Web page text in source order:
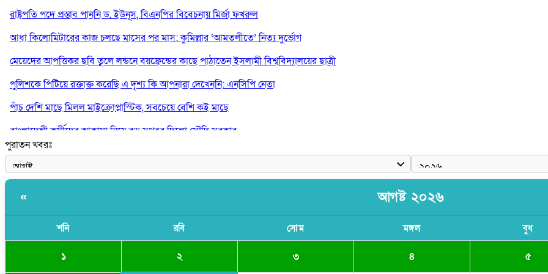
রাষ্ট্রপতি পদে প্রস্তাব পাননি ড. ইউনূস, বিএনপির বিবেচনায় মির্জা ফখরুল
আধা কিলোমিটারের কাজ চলছে মাসের পর মাস: কুমিল্লার ‘আমতলীতে’ নিত্য দুর্ভোগ
মেয়েদের আপত্তিকর ছবি তুলে লন্ডনে বয়ফ্রেন্ডের কাছে পাঠাতেন ইসলামী বিশ্ববিদ্যালয়ের ছাত্রী
পুলিশকে পিটিয়ে রক্তাক্ত করেছি এ দৃশ্য কি আপনারা দেখেননি: এনসিপি নেতা
পাঁচ দেশি মাছে মিলল মাইক্রোপ্লাস্টিক, সবচেয়ে বেশি কই মাছে
বাংলাদেশী কর্মীদের আকামা নিয়ে বড় সুখবর দিলো সৌদি সরকার
ভারতের পূর্ব সীমান্তে এখন ‘আরেকটি পাকিস্তান’ গড়ে উঠেছে: সজীব ওয়াজেদ জয়
পুরাতন খবরঃ
« আগষ্ট ২০২৬
শনি রবি সোম মঙ্গল বুধ
১ ২ ৩ ৪ ৫